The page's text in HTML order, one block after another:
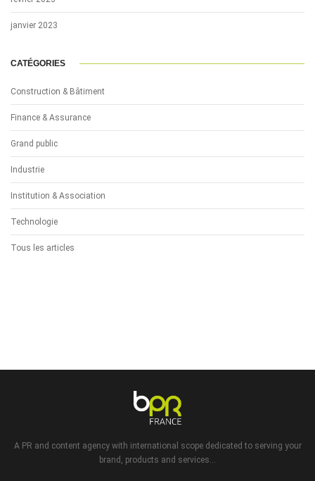
janvier 2023
CATÉGORIES
Construction & Bâtiment
Finance & Assurance
Grand public
Industrie
Institution & Association
Technologie
Tous les articles
A PR and content agency with international scope dedicated to serving your
brand, products and services...